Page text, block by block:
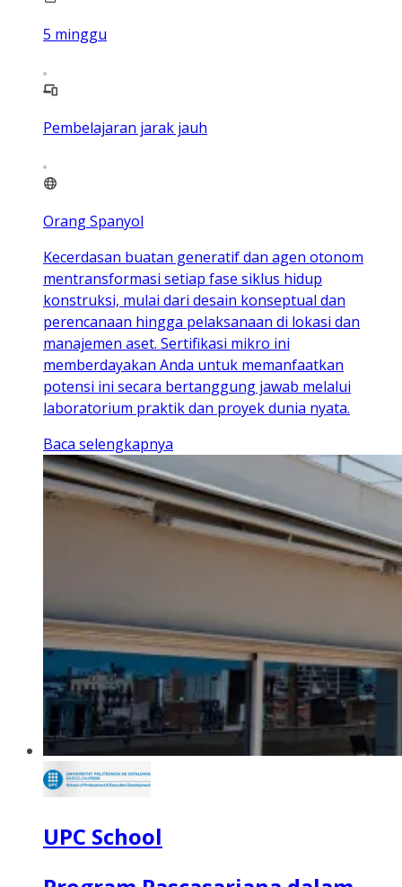
5 minggu
Pembelajaran jarak jauh
Orang Spanyol
Kecerdasan buatan generatif dan agen otonom
mentransformasi setiap fase siklus hidup
konstruksi, mulai dari desain konseptual dan
perencanaan hingga pelaksanaan di lokasi dan
manajemen aset. Sertifikasi mikro ini
memberdayakan Anda untuk memanfaatkan
potensi ini secara bertanggung jawab melalui
laboratorium praktik dan proyek dunia nyata.
Baca selengkapnya
UPC School